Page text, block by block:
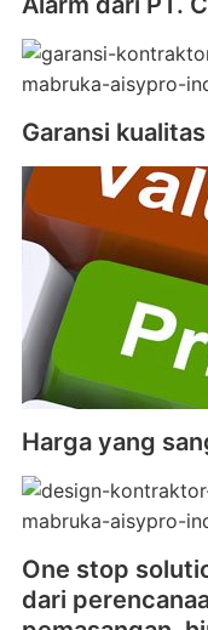
Garansi
Harga yang
One stop
dari